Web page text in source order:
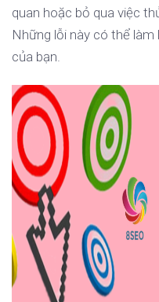
quan hoặc bỏ qua việc
Những lỗi này có thể làm
của bạn.